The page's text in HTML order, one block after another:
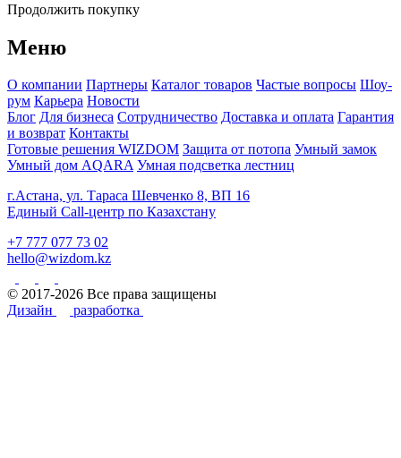
Продолжить покупку
Меню
О компании Партнеры Каталог товаров Частые вопросы Шоу-
рум Карьера Новости
Блог Для бизнеса Сотрудничество Доставка и оплата Гарантия
и возврат Контакты
Готовые решения WIZDOM Защита от потопа Умный замок
Умный дом AQARA Умная подсветка лестниц
г.Астана, ул. Тараса Шевченко 8, ВП 16
Единый Call-центр по Казахстану
+7 777 077 73 02
hello@wizdom.kz
© 2017-2026 Все права защищены
Дизайн
разработка